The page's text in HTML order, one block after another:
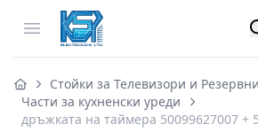
Open menu
Стойки за Телевизори и
Части за кухненски уреди
дръжката на таймера 50099627007 +